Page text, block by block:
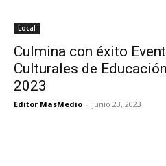
Local
Culmina con éxito
Culturales de
2023
Editor MasMedio - junio 23, 2023